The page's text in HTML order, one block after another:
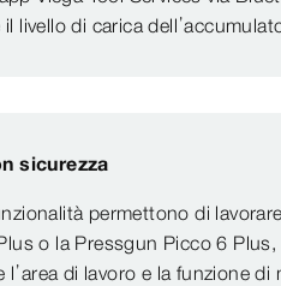
il livello di carica
sicurezza
permettono di
o la Pressgun Picco 6
l’area di lavoro e la funzione